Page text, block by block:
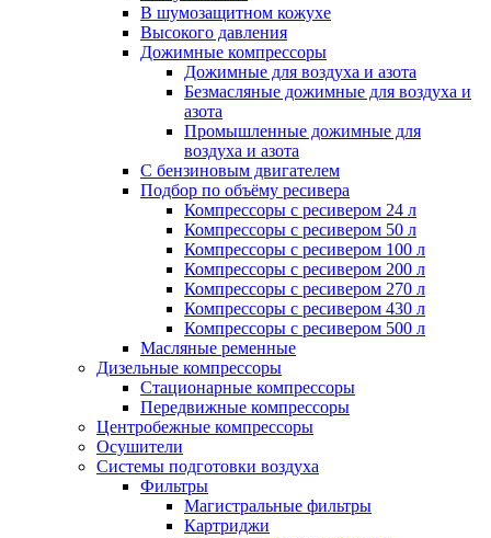
В шумозащитном кожухе
Высокого давления
Дожимные компрессоры
Дожимные для воздуха и азота
Безмасляные дожимные для воздуха и
азота
Промышленные дожимные для
воздуха и азота
С бензиновым двигателем
Подбор по объёму ресивера
Компрессоры с ресивером 24 л
Компрессоры с ресивером 50 л
Компрессоры с ресивером 100 л
Компрессоры с ресивером 200 л
Компрессоры с ресивером 270 л
Компрессоры с ресивером 430 л
Компрессоры с ресивером 500 л
Масляные ременные
Дизельные компрессоры
Стационарные компрессоры
Передвижные компрессоры
Центробежные компрессоры
Осушители
Системы подготовки воздуха
Фильтры
Магистральные фильтры
Картриджи